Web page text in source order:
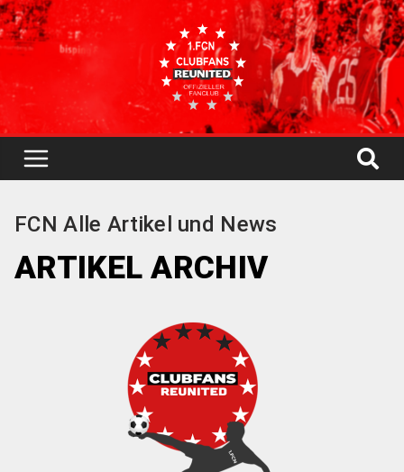
FCN Alle Artikel und News
ARTIKEL ARCHIV